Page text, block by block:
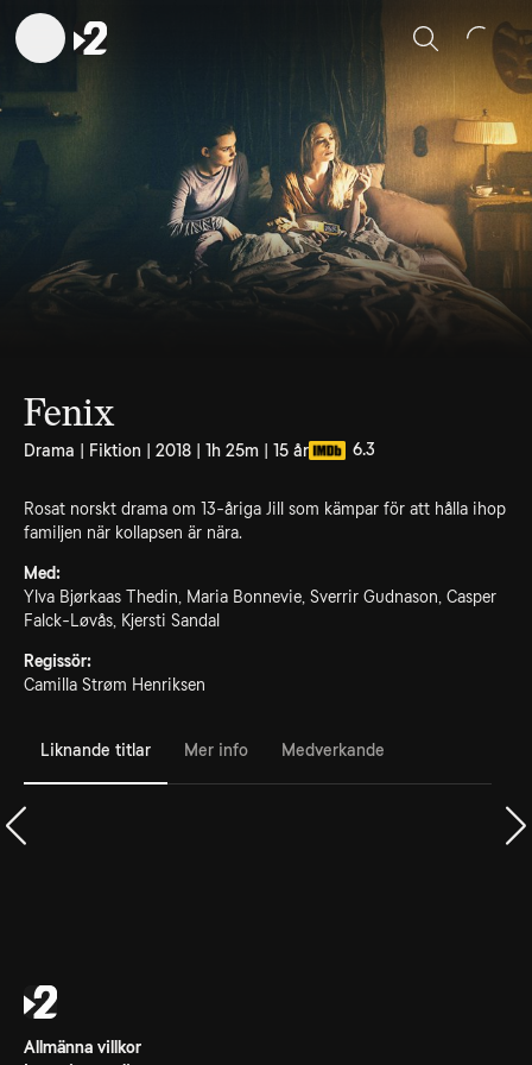
Sök
Fenix
Drama | Fiktion | 2018 | 1h 25m | 15 år 6.3
Rosat norskt drama om 13-åriga Jill som kämpar för att hålla ihop
familjen när kollapsen är nära.
Med:
Ylva Bjørkaas Thedin, Maria Bonnevie, Sverrir Gudnason, Casper
Falck-Løvås, Kjersti Sandal
Regissör:
Camilla Strøm Henriksen
Liknande titlar Mer info Medverkande
Allmänna villkor